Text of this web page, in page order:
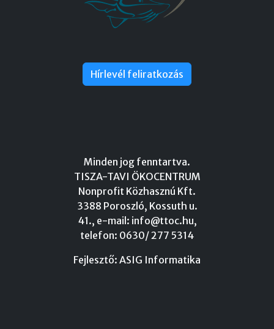
Hírlevél feliratkozás
Minden jog fenntartva.
TISZA-TAVI ÖKOCENTRUM
Nonprofit Közhasznú Kft.
3388 Poroszló, Kossuth u.
41., e-mail: info@ttoc.hu,
telefon: 0630/ 277 5314
Fejlesztő: ASIG Informatika